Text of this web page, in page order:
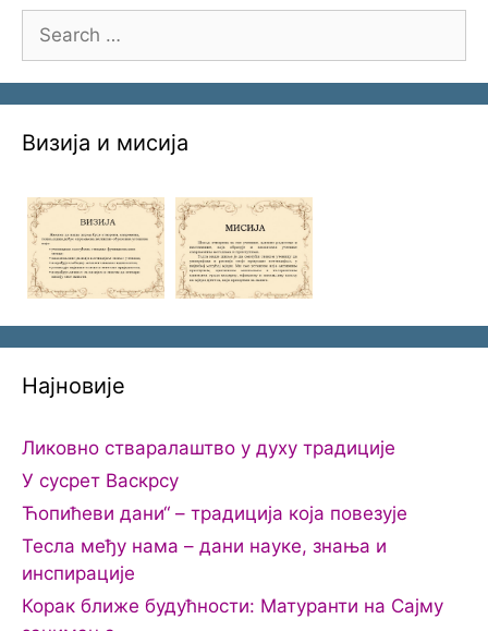
Search
for:
Визија и мисија
Најновије
Ликовно стваралаштво у духу традиције
У сусрет Васкрсу
Ћопићеви дани“ – традиција која повезује
Тесла међу нама – дани науке, знања и
инспирације
Корак ближе будућности: Матуранти на Сајму